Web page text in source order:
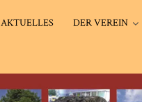
AKTUELLES DER VEREIN